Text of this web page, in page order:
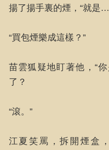
揚了揚手裏的煙，“就是
“買包煙樂成這樣？”
苗雲狐疑地盯著他，“
了？
“滾。”
江夏笑罵，拆開煙盒